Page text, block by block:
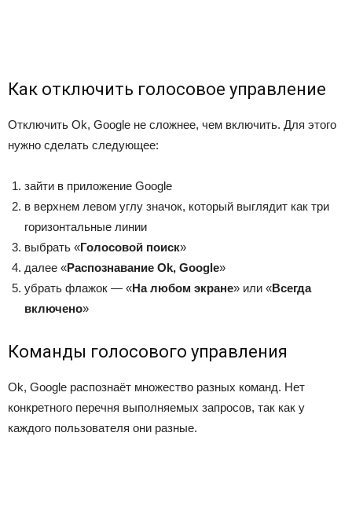
Как отключить голосовое управление
Отключить Ok, Google не сложнее, чем включить. Для этого
нужно сделать следующее:
зайти в приложение Google
в верхнем левом углу значок, который выглядит как три
горизонтальные линии
выбрать «Голосовой поиск»
далее «Распознавание Ok, Google»
убрать флажок — «На любом экране» или «Всегда
включено»
Команды голосового управления
Ok, Google распознаёт множество разных команд. Нет
конкретного перечня выполняемых запросов, так как у
каждого пользователя они разные.